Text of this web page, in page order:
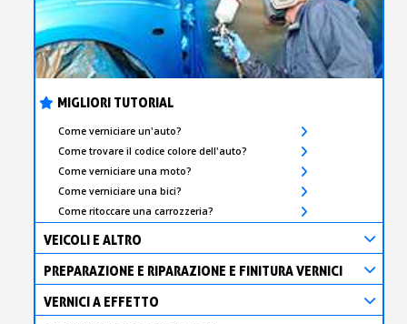
MIGLIORI TUTORIAL
Come verniciare un'auto?
Come trovare il codice colore dell'auto?
Come verniciare una moto?
Come verniciare una bici?
Come ritoccare una carrozzeria?
VEICOLI E ALTRO
PREPARAZIONE E RIPARAZIONE E FINITURA VERNICI
VERNICI A EFFETTO